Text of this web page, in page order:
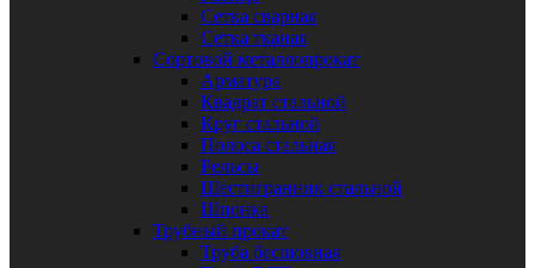
Сетка сварная
Сетка тканая
Сортовой металлопрокат
Арматура
Квадрат стальной
Круг стальной
Полоса стальная
Рельсы
Шестигранник стальной
Шпонка
Трубный прокат
Труба бесшовная